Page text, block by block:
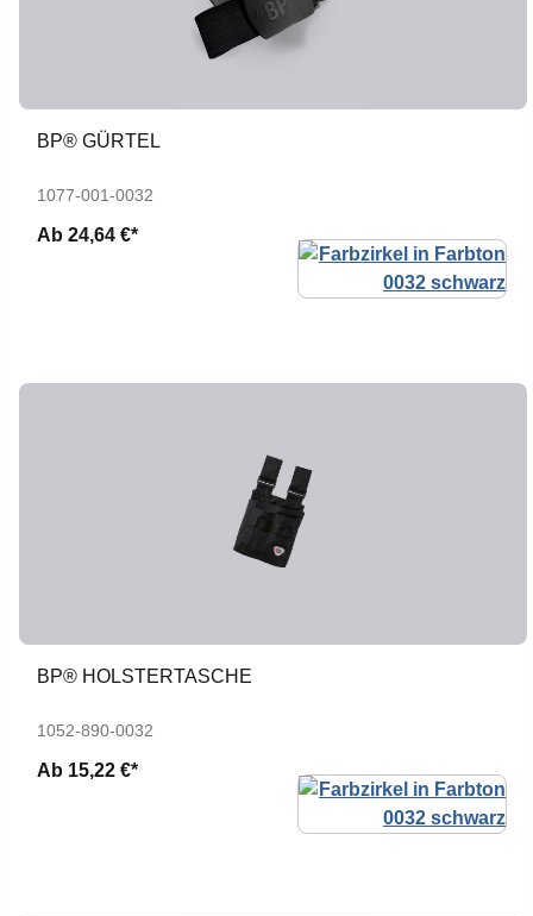
BP® GÜRTEL
1077-001-0032
Ab 24,64 €*
BP® HOLSTERTASCHE
1052-890-0032
Ab 15,22 €*